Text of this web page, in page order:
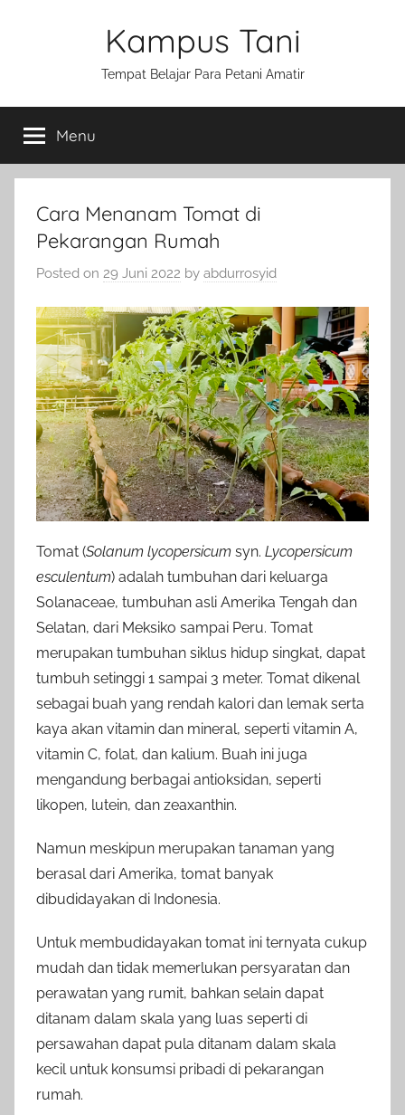
Kampus Tani
Tempat Belajar Para Petani Amatir
Menu
Cara Menanam Tomat di
Pekarangan Rumah
Posted on 29 Juni 2022 by abdurrosyid
Tomat (Solanum lycopersicum syn. Lycopersicum
esculentum) adalah tumbuhan dari keluarga
Solanaceae, tumbuhan asli Amerika Tengah dan
Selatan, dari Meksiko sampai Peru. Tomat
merupakan tumbuhan siklus hidup singkat, dapat
tumbuh setinggi 1 sampai 3 meter. Tomat dikenal
sebagai buah yang rendah kalori dan lemak serta
kaya akan vitamin dan mineral, seperti vitamin A,
vitamin C, folat, dan kalium. Buah ini juga
mengandung berbagai antioksidan, seperti
likopen, lutein, dan zeaxanthin.
Namun meskipun merupakan tanaman yang
berasal dari Amerika, tomat banyak
dibudidayakan di Indonesia.
Untuk membudidayakan tomat ini ternyata cukup
mudah dan tidak memerlukan persyaratan dan
perawatan yang rumit, bahkan selain dapat
ditanam dalam skala yang luas seperti di
persawahan dapat pula ditanam dalam skala
kecil untuk konsumsi pribadi di pekarangan
rumah.